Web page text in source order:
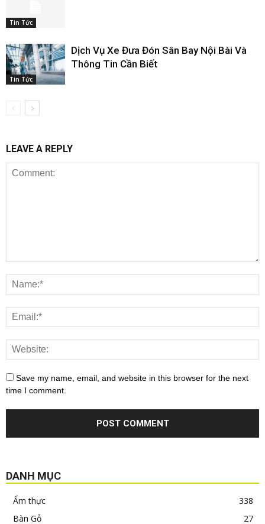
Tin Tức
Tin Tức
Dịch Vụ Xe Đưa Đón Sân Bay Nội Bài Và
Thông Tin Cần Biết
LEAVE A REPLY
Save my name, email, and website in this browser for the next
time I comment.
DANH MỤC
Ẩm thực
338
Bàn Gỗ
27